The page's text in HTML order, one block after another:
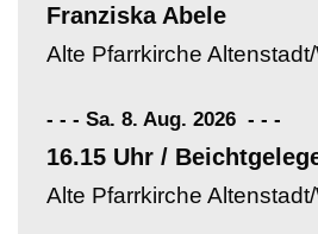
Franziska Abele
Alte Pfarrkirche
- - - Sa. 8. Aug. 2026 - - -
16.15 Uhr /
Alte Pfarrkirche